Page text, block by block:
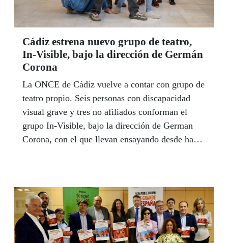
Cádiz estrena nuevo grupo de teatro,
In-Visible, bajo la dirección de Germán
Corona
La ONCE de Cádiz vuelve a contar con grupo de
teatro propio. Seis personas con discapacidad
visual grave y tres no afiliados conforman el
grupo In-Visible, bajo la dirección de German
Corona, con el que llevan ensayando desde hace
mayo dentro de la programación de la Semana
del Grupo Social ONCE. Los ensayos auguran
un buen presagio, In-Visible vienen con la
intención de consolidar su proyecto y dejarse ver.